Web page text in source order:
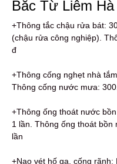
Bắc Từ Liêm Hà
+Thông tắc chậu rửa bát:
(chậu rửa công nghiệp).
đ
+Thông cống nghẹt nhà
Thông cống nước mưa:
+Thông ống thoát nước
1 lần. Thông ống thoát
lần
+Nạo vét hố ga, cống